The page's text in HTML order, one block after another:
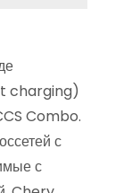
charging)
Combo.
с
с